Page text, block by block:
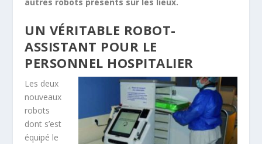
UN VÉRITABLE ROBOT-
ASSISTANT POUR LE
PERSONNEL HOSPITALIER
Les deux
nouveaux
robots
dont s’est
équipé le